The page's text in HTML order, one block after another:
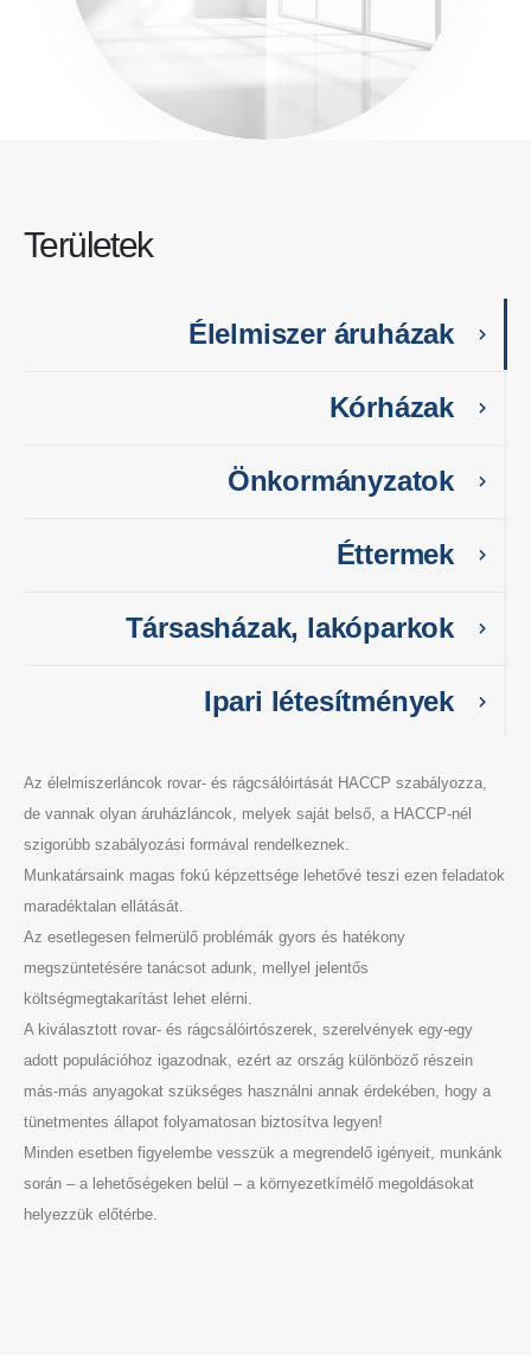
Területek
Élelmiszer áruházak
Kórházak
Önkormányzatok
Éttermek
Társasházak, lakóparkok
Ipari létesítmények
Az élelmiszerláncok rovar- és rágcsálóirtását HACCP szabályozza,
de vannak olyan áruházláncok, melyek saját belső, a HACCP-nél
szigorúbb szabályozási formával rendelkeznek.
Munkatársaink magas fokú képzettsége lehetővé teszi ezen feladatok
maradéktalan ellátását.
Az esetlegesen felmerülő problémák gyors és hatékony
megszüntetésére tanácsot adunk, mellyel jelentős
költségmegtakarítást lehet elérni.
A kiválasztott rovar- és rágcsálóirtószerek, szerelvények egy-egy
adott populációhoz igazodnak, ezért az ország különböző részein
más-más anyagokat szükséges használni annak érdekében, hogy a
tünetmentes állapot folyamatosan biztosítva legyen!
Minden esetben figyelembe vesszük a megrendelő igényeit, munkánk
során – a lehetőségeken belül – a környezetkímélő megoldásokat
helyezzük előtérbe.